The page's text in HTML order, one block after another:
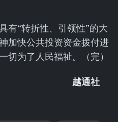
有“转折性、引领性”的大
加快公共投资资金拨付进
切为了人民福祉。（完）
越通社